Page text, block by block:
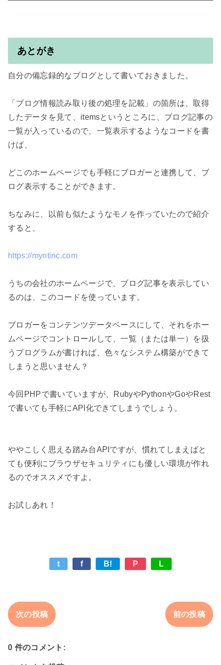
あとがき
自分の備忘録的なブログとして書いておきました。
「ブログ情報読み取り後の処理を記載」の箇所は、取得
したデータを見て、itemsというところに、ブログ記事の
一覧が入っているので、一覧表示するようなコードを書
けば、
どこのホームページでも手軽にブロガーと連携して、ブ
ログ表示することができます。
ちなみに、以前も似たようなモノを作っていたので紹介
すると、
https://myntinc.com
うちの会社のホームページで、ブログ記事を表示してい
るのは、このコードを使っています。
ブロガーをコンテンツデータベースにして、それをホー
ムページでコントロールして、一覧（または単一）を扱
うプログラムが書ければ、色々なシステム構築ができて
しまうと思いません？
今回PHPで書いていますが、RubyやPythonやGoやRest
で書いても手軽にAPI化できてしまうでしょう。
ややこしく思える踏み台APIですが、慣れてしまえばと
ても便利にブラウザセキュリティにも優しい環境が作れ
るのでオススメですよ。
t f B! P L
次の投稿 前の投稿
0 件のコメント: